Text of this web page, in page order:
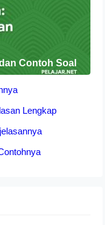
Contoh Soal
Lengkap